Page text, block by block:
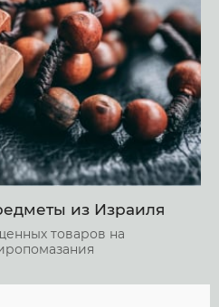
из Израиля
товаров на